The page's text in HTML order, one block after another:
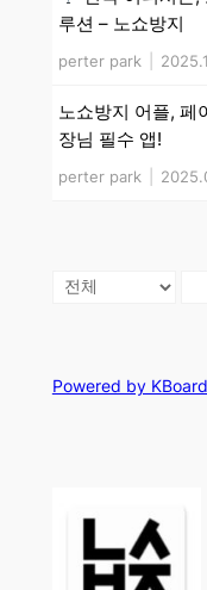
루션 – 노쇼방지
perter park
노쇼방지 어플, 페
장님 필수 앱!
perter park
Powered by KBoard